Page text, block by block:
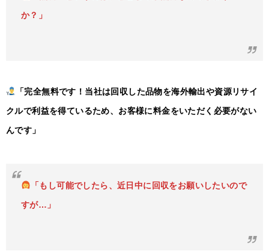
か？」
「完全無料です！当社は回収した品物を海外輸出や資源リサイ
クルで利益を得ているため、お客様に料金をいただく必要がない
んです」
「もし可能でしたら、近日中に回収をお願いしたいので
すが…」